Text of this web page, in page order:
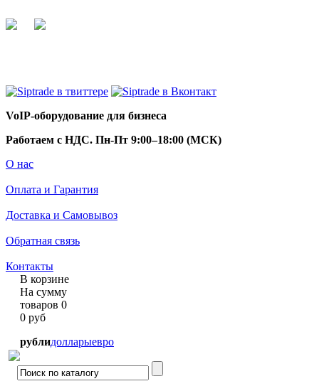
VoIP-оборудование для бизнеса
Работаем с НДС. Пн-Пт 9:00–18:00 (МСК)
О нас
Оплата и Гарантия
Доставка и Самовывоз
Обратная связь
Контакты
В корзине
На сумму
товаров 0
0 руб
рублидолларыевро